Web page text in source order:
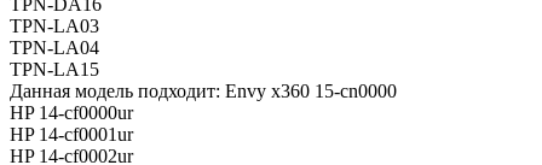
TPN-DA16
TPN-LA03
TPN-LA04
TPN-LA15
Данная модель подходит: Envy x360 15-cn0000
HP 14-cf0000ur
HP 14-cf0001ur
HP 14-cf0002ur